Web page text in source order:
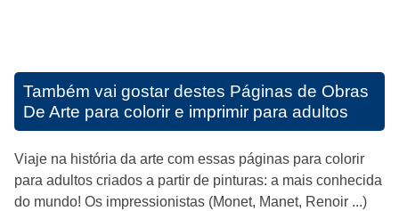
Também vai gostar destes Páginas de Obras
De Arte para colorir e imprimir para adultos
Viaje na história da arte com essas páginas para colorir
para adultos criados a partir de pinturas: a mais conhecida
do mundo! Os impressionistas (Monet, Manet, Renoir ...)